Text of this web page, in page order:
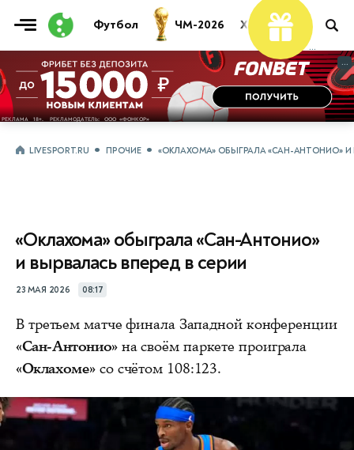
Футбол ЧМ-2026 Хоккей Теннис
...
...
LIVESPORT.RU ПРОЧИЕ «ОКЛАХОМА» ОБЫГРАЛА «САН-АНТОНИО» И
«Оклахома» обыграла «Сан-Антонио»
и вырвалась вперед в серии
23 МАЯ 2026 08:17
В третьем матче финала Западной конференции
«Сан‑Антонио»на своём паркете проиграла
«Оклахоме» со счётом 108:123.